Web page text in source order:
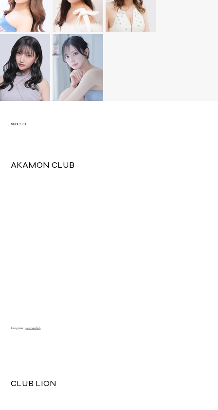
SHOP LIST
AKAMON CLUB
Instagram :akamonclub
CLUB LION